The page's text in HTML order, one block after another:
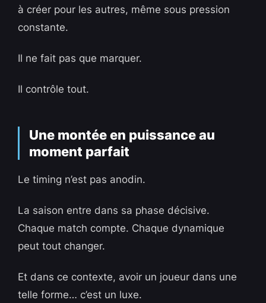
à créer pour les autres, même sous pression
constante.
Il ne fait pas que marquer.
Il contrôle tout.
Une montée en puissance au
moment parfait
Le timing n’est pas anodin.
La saison entre dans sa phase décisive.
Chaque match compte. Chaque dynamique
peut tout changer.
Et dans ce contexte, avoir un joueur dans une
telle forme… c’est un luxe.